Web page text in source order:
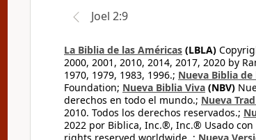
Joel 2:9
La Biblia de las Américas (LBLA)
2000, 2001, 2010, 2014, 2017, 2020 by
1970, 1979, 1983, 1996.; Nueva Biblia
Foundation; Nueva Biblia Viva (NBV)
derechos en todo el mundo.; Nueva
2010. Todos los derechos reservados.;
2022 por Biblica, Inc.®, Inc.® Usado